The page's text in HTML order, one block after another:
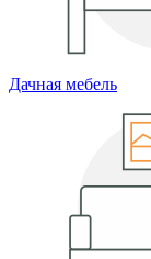
Дачная мебель